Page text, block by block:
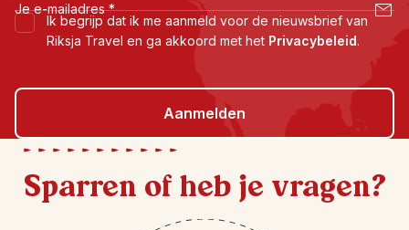
Je e-mailadres *
Ik begrijp dat ik me aanmeld voor de nieuwsbrief van
Riksja Travel en ga akkoord met het Privacybeleid.
Aanmelden
Sparren of heb je vragen?